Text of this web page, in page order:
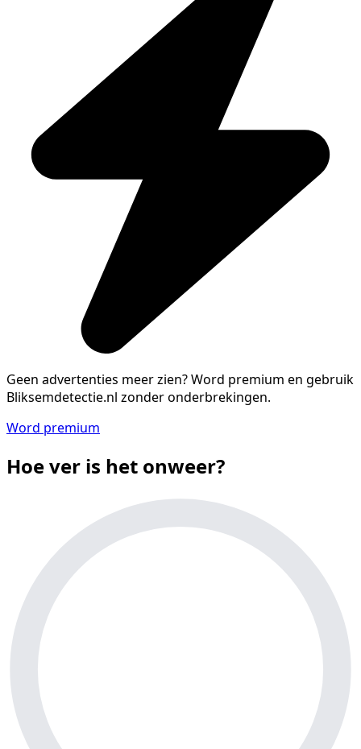
Geen advertenties meer zien?Word premium en gebruik
Bliksemdetectie.nl zonder onderbrekingen.
Word premium
Hoe ver is het onweer?